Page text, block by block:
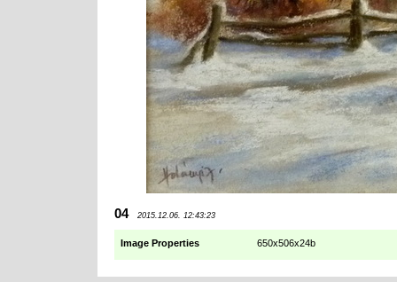
04 2015.12.06. 12:43:23
Image Properties 650x506x24b